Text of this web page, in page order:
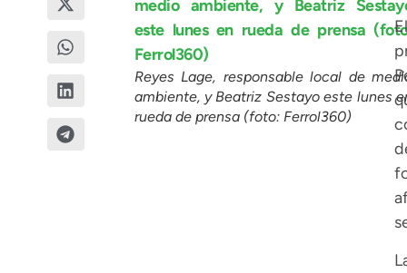
Reyes Lage, responsable local de
ambiente, y Beatriz Sestayo este lunes
rueda de prensa (foto: Ferrol360)